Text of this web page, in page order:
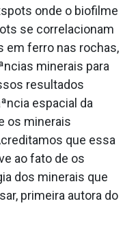
onde o biofilme
se correlacionam
em ferro nas rochas,
minerais para
resultados
espacial da
os minerais
que essa
ao fato de os
dos minerais que
primeira autora do